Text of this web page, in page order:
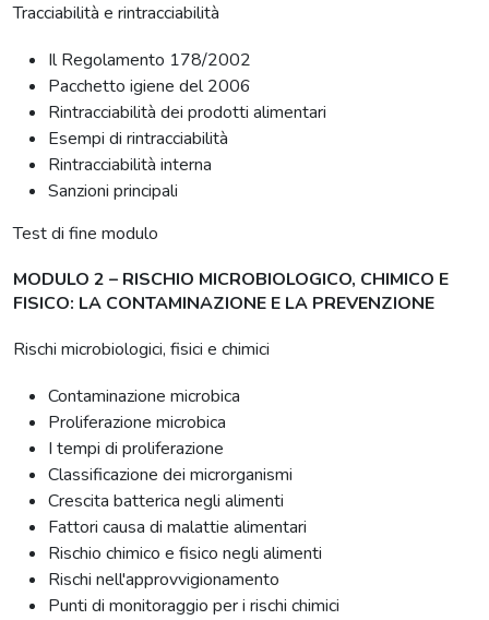
Tracciabilità e rintracciabilità
Il Regolamento 178/2002
Pacchetto igiene del 2006
Rintracciabilità dei prodotti alimentari
Esempi di rintracciabilità
Rintracciabilità interna
Sanzioni principali
Test di fine modulo
MODULO 2 – RISCHIO MICROBIOLOGICO, CHIMICO E
FISICO: LA CONTAMINAZIONE E LA PREVENZIONE
Rischi microbiologici, fisici e chimici
Contaminazione microbica
Proliferazione microbica
I tempi di proliferazione
Classificazione dei microrganismi
Crescita batterica negli alimenti
Fattori causa di malattie alimentari
Rischio chimico e fisico negli alimenti
Rischi nell'approvvigionamento
Punti di monitoraggio per i rischi chimici